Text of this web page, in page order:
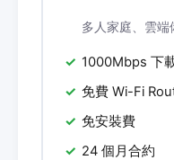
多人家庭、雲
1000Mbps 下
免費 Wi-Fi
免安裝費
24 個月合約